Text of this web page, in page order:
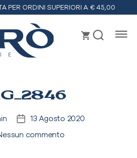
PER ORDINI SUPERIORI A € 45,00
Data
dell'articolo
13 Agosto 2020
commentosu